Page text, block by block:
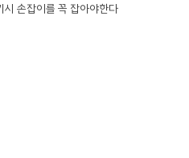
잡이를 꼭 잡아야한다